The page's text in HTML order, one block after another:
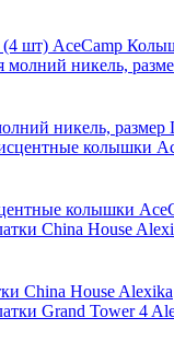
шт) AceCamp
никель, размер
колышки
China House Alexika